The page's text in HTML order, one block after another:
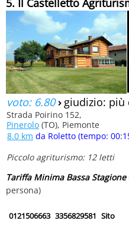
5. Il Castelletto
voto: 6.80› giudizio: più
Strada Poirino 152,
Pinerolo (TO), Piemonte
8.0 km da Roletto (tempo:
Piccolo agriturismo: 12 letti
Tariffa Minima Bassa Stagione
persona)
0121506663 3356829581 Sito